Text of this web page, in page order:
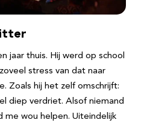
jaar thuis. Hij werd op school
stress van dat naar
Zoals hij het zelf omschrijft:
diep verdriet. Alsof niemand
me wou helpen. Uiteindelijk